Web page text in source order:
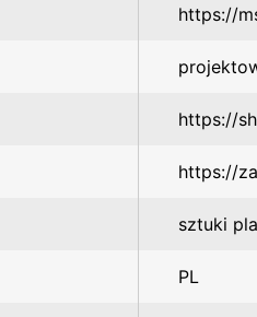
https://
https://
https://
sztuki
PL